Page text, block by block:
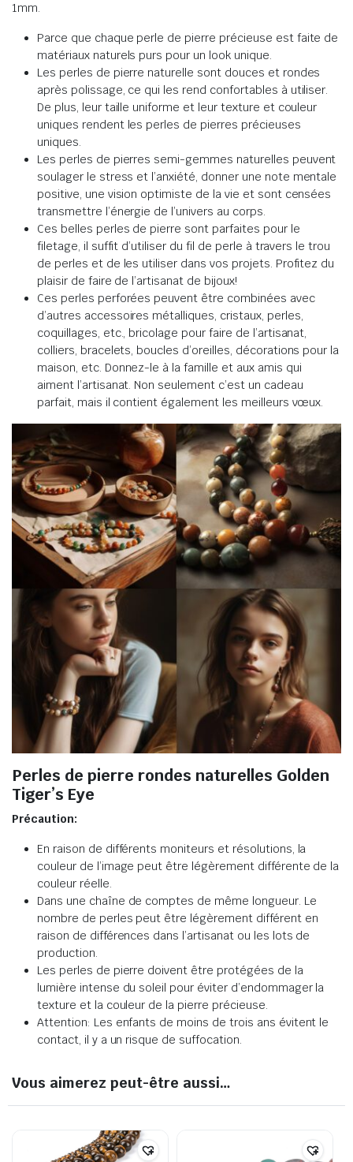
1mm.
Parce que chaque perle de pierre précieuse est faite de
matériaux naturels purs pour un look unique.
Les perles de pierre naturelle sont douces et rondes
après polissage, ce qui les rend confortables à utiliser.
De plus, leur taille uniforme et leur texture et couleur
uniques rendent les perles de pierres précieuses
uniques.
Les perles de pierres semi-gemmes naturelles peuvent
soulager le stress et l’anxiété, donner une note mentale
positive, une vision optimiste de la vie et sont censées
transmettre l’énergie de l’univers au corps.
Ces belles perles de pierre sont parfaites pour le
filetage, il suffit d’utiliser du fil de perle à travers le trou
de perles et de les utiliser dans vos projets. Profitez du
plaisir de faire de l’artisanat de bijoux!
Ces perles perforées peuvent être combinées avec
d’autres accessoires métalliques, cristaux, perles,
coquillages, etc., bricolage pour faire de l’artisanat,
colliers, bracelets, boucles d’oreilles, décorations pour la
maison, etc. Donnez-le à la famille et aux amis qui
aiment l’artisanat. Non seulement c’est un cadeau
parfait, mais il contient également les meilleurs vœux.
Perles de pierre rondes naturelles Golden
Tiger’s Eye
Précaution:
En raison de différents moniteurs et résolutions, la
couleur de l’image peut être légèrement différente de la
couleur réelle.
Dans une chaîne de comptes de même longueur. Le
nombre de perles peut être légèrement différent en
raison de différences dans l’artisanat ou les lots de
production.
Les perles de pierre doivent être protégées de la
lumière intense du soleil pour éviter d’endommager la
texture et la couleur de la pierre précieuse.
Attention: Les enfants de moins de trois ans évitent le
contact, il y a un risque de suffocation.
Vous aimerez peut-être aussi…